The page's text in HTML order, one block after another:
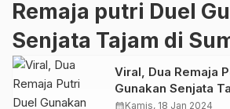
Remaja putri Duel
Senjata Tajam di
Viral, Dua Remaja
Gunakan Senjata
Diamankan
calendar_monthKamis, 18 Jan 2024